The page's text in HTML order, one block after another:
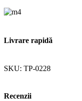
Livrare rapidă
SKU: TP-0228
Recenzii